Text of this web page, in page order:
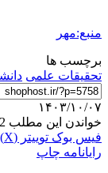
منبع:مهر
برچسب ها
تحقیقات علمی
۱۴۰۳/۱۰/۰۷
خواندن این مطلب 2 دقیقه زمان میبرد
فیس بوک توییتر (X)
رایانامه چاپ